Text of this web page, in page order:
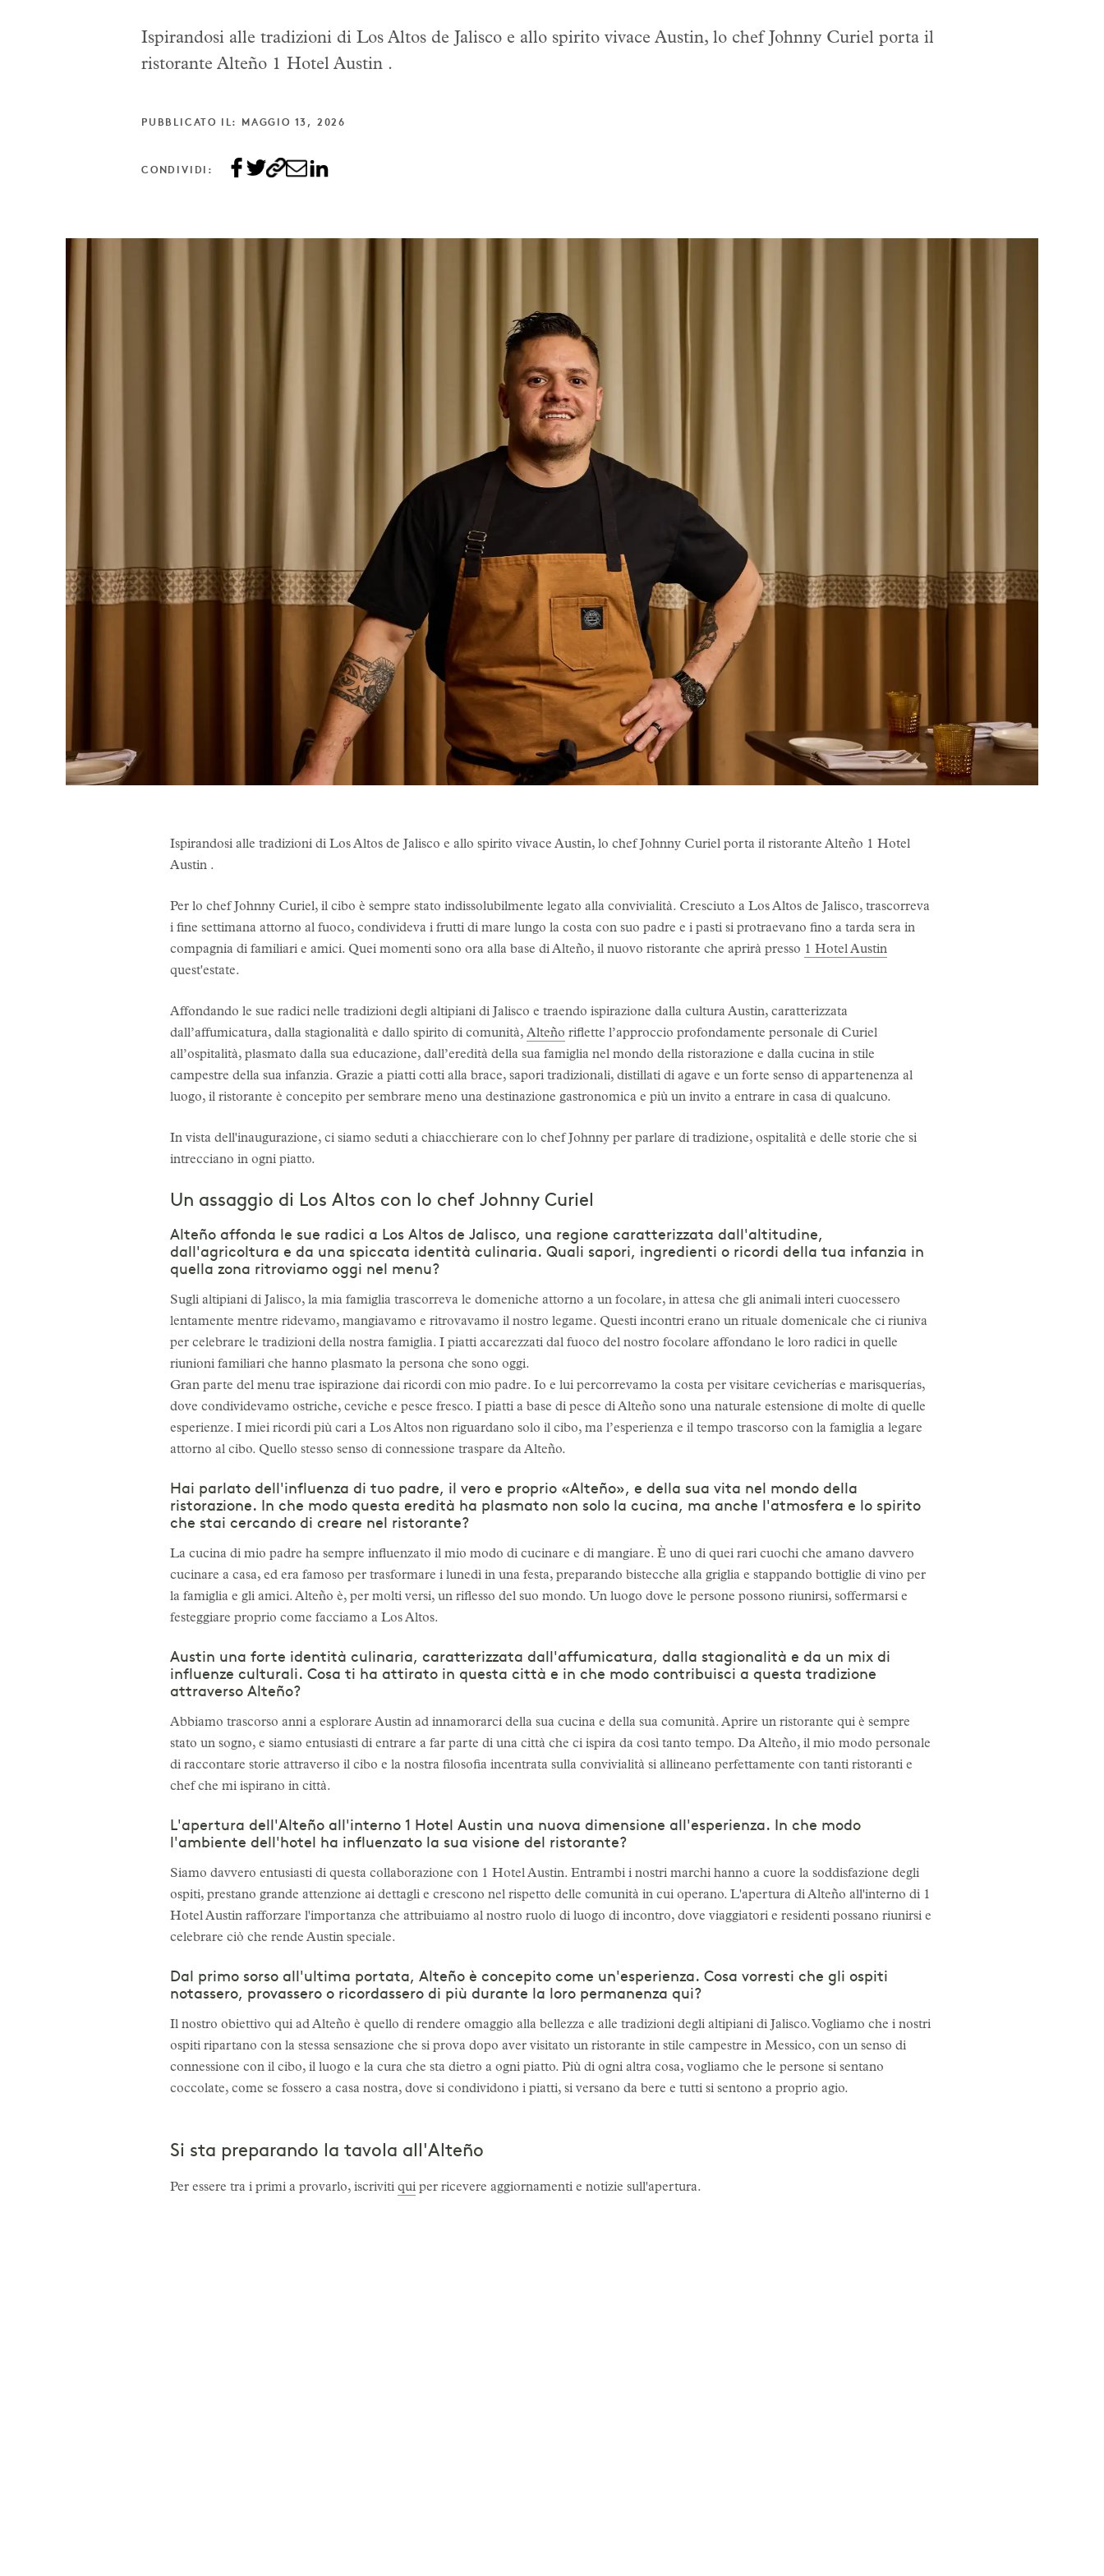
Ispirandosi alle tradizioni di Los Altos de Jalisco e allo spirito vivace Austin, lo chef Johnny Curiel porta il
ristorante Alteño 1 Hotel Austin .
PUBBLICATO IL: MAGGIO 13, 2026
CONDIVIDI:
Ispirandosi alle tradizioni di Los Altos de Jalisco e allo spirito vivace Austin, lo chef Johnny Curiel porta il ristorante Alteño 1 Hotel
Austin .
Per lo chef Johnny Curiel, il cibo è sempre stato indissolubilmente legato alla convivialità. Cresciuto a Los Altos de Jalisco, trascorreva
i fine settimana attorno al fuoco, condivideva i frutti di mare lungo la costa con suo padre e i pasti si protraevano fino a tarda sera in
compagnia di familiari e amici. Quei momenti sono ora alla base di Alteño, il nuovo ristorante che aprirà presso 1 Hotel Austin
quest'estate.
Affondando le sue radici nelle tradizioni degli altipiani di Jalisco e traendo ispirazione dalla cultura Austin, caratterizzata
dall’affumicatura, dalla stagionalità e dallo spirito di comunità, Alteño riflette l’approccio profondamente personale di Curiel
all’ospitalità, plasmato dalla sua educazione, dall’eredità della sua famiglia nel mondo della ristorazione e dalla cucina in stile
campestre della sua infanzia. Grazie a piatti cotti alla brace, sapori tradizionali, distillati di agave e un forte senso di appartenenza al
luogo, il ristorante è concepito per sembrare meno una destinazione gastronomica e più un invito a entrare in casa di qualcuno.
In vista dell'inaugurazione, ci siamo seduti a chiacchierare con lo chef Johnny per parlare di tradizione, ospitalità e delle storie che si
intrecciano in ogni piatto.
Un assaggio di Los Altos con lo chef Johnny Curiel
Alteño affonda le sue radici a Los Altos de Jalisco, una regione caratterizzata dall'altitudine,
dall'agricoltura e da una spiccata identità culinaria. Quali sapori, ingredienti o ricordi della tua infanzia in
quella zona ritroviamo oggi nel menu?
Sugli altipiani di Jalisco, la mia famiglia trascorreva le domeniche attorno a un focolare, in attesa che gli animali interi cuocessero
lentamente mentre ridevamo, mangiavamo e ritrovavamo il nostro legame. Questi incontri erano un rituale domenicale che ci riuniva
per celebrare le tradizioni della nostra famiglia. I piatti accarezzati dal fuoco del nostro focolare affondano le loro radici in quelle
riunioni familiari che hanno plasmato la persona che sono oggi.
Gran parte del menu trae ispirazione dai ricordi con mio padre. Io e lui percorrevamo la costa per visitare cevicherías e marisquerías,
dove condividevamo ostriche, ceviche e pesce fresco. I piatti a base di pesce di Alteño sono una naturale estensione di molte di quelle
esperienze. I miei ricordi più cari a Los Altos non riguardano solo il cibo, ma l’esperienza e il tempo trascorso con la famiglia a legare
attorno al cibo. Quello stesso senso di connessione traspare da Alteño.
Hai parlato dell'influenza di tuo padre, il vero e proprio «Alteño», e della sua vita nel mondo della
ristorazione. In che modo questa eredità ha plasmato non solo la cucina, ma anche l'atmosfera e lo spirito
che stai cercando di creare nel ristorante?
La cucina di mio padre ha sempre influenzato il mio modo di cucinare e di mangiare. È uno di quei rari cuochi che amano davvero
cucinare a casa, ed era famoso per trasformare i lunedì in una festa, preparando bistecche alla griglia e stappando bottiglie di vino per
la famiglia e gli amici. Alteño è, per molti versi, un riflesso del suo mondo. Un luogo dove le persone possono riunirsi, soffermarsi e
festeggiare proprio come facciamo a Los Altos.
Austin una forte identità culinaria, caratterizzata dall'affumicatura, dalla stagionalità e da un mix di
influenze culturali. Cosa ti ha attirato in questa città e in che modo contribuisci a questa tradizione
attraverso Alteño?
Abbiamo trascorso anni a esplorare Austin ad innamorarci della sua cucina e della sua comunità. Aprire un ristorante qui è sempre
stato un sogno, e siamo entusiasti di entrare a far parte di una città che ci ispira da così tanto tempo. Da Alteño, il mio modo personale
di raccontare storie attraverso il cibo e la nostra filosofia incentrata sulla convivialità si allineano perfettamente con tanti ristoranti e
chef che mi ispirano in città.
L'apertura dell'Alteño all'interno 1 Hotel Austin una nuova dimensione all'esperienza. In che modo
l'ambiente dell'hotel ha influenzato la sua visione del ristorante?
Siamo davvero entusiasti di questa collaborazione con 1 Hotel Austin. Entrambi i nostri marchi hanno a cuore la soddisfazione degli
ospiti, prestano grande attenzione ai dettagli e crescono nel rispetto delle comunità in cui operano. L'apertura di Alteño all'interno di 1
Hotel Austin rafforzare l'importanza che attribuiamo al nostro ruolo di luogo di incontro, dove viaggiatori e residenti possano riunirsi e
celebrare ciò che rende Austin speciale.
Dal primo sorso all'ultima portata, Alteño è concepito come un'esperienza. Cosa vorresti che gli ospiti
notassero, provassero o ricordassero di più durante la loro permanenza qui?
Il nostro obiettivo qui ad Alteño è quello di rendere omaggio alla bellezza e alle tradizioni degli altipiani di Jalisco. Vogliamo che i nostri
ospiti ripartano con la stessa sensazione che si prova dopo aver visitato un ristorante in stile campestre in Messico, con un senso di
connessione con il cibo, il luogo e la cura che sta dietro a ogni piatto. Più di ogni altra cosa, vogliamo che le persone si sentano
coccolate, come se fossero a casa nostra, dove si condividono i piatti, si versano da bere e tutti si sentono a proprio agio.
Si sta preparando la tavola all'Alteño
Per essere tra i primi a provarlo, iscriviti qui per ricevere aggiornamenti e notizie sull'apertura.